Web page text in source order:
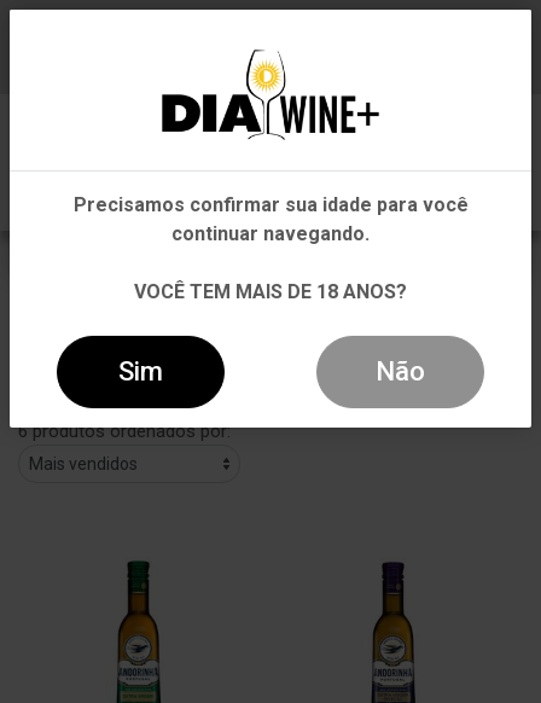
Filtros
6 produtos ordenados por:
Em que Estado você está?
Pernambuco
Outros Estados
Precisamos confirmar sua idade para você
continuar navegando.
VOCÊ TEM MAIS DE 18 ANOS?
Sim Não